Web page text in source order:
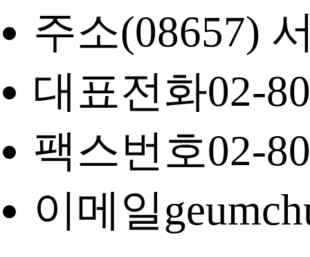
주소(08657)
대표전화02-
팩스번호02-
이메일